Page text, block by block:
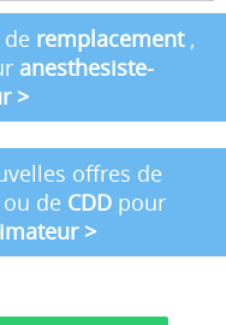
remplacement ,
anesthesiste-
>
offres de
ou de CDDpour
>